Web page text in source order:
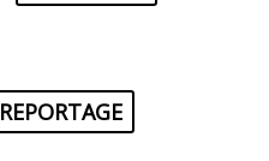
REPORTAGE